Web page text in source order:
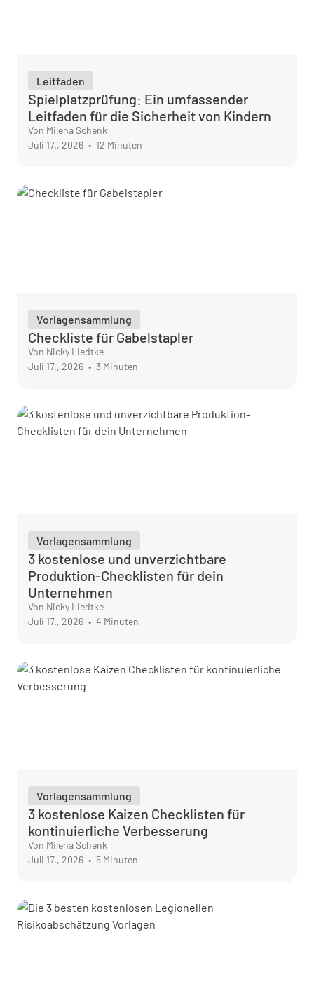
Leitfaden
Spielplatzprüfung: Ein umfassender
Leitfaden für die Sicherheit von Kindern
Von Milena Schenk
Juli 17., 2026 • 12 Minuten
Vorlagensammlung
Checkliste für Gabelstapler
Von Nicky Liedtke
Juli 17., 2026 • 3 Minuten
Vorlagensammlung
3 kostenlose und unverzichtbare
Produktion-Checklisten für dein
Unternehmen
Von Nicky Liedtke
Juli 17., 2026 • 4 Minuten
Vorlagensammlung
3 kostenlose Kaizen Checklisten für
kontinuierliche Verbesserung
Von Milena Schenk
Juli 17., 2026 • 5 Minuten